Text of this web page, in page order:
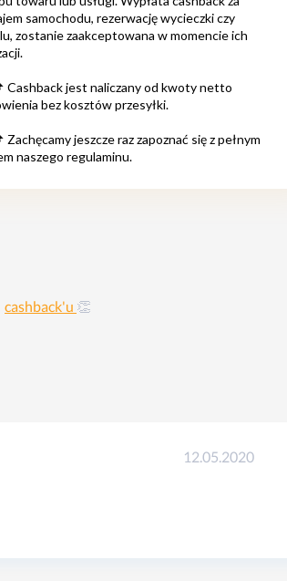
cashback'u 👏
12.05.2020